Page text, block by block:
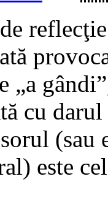
„a
cu
este